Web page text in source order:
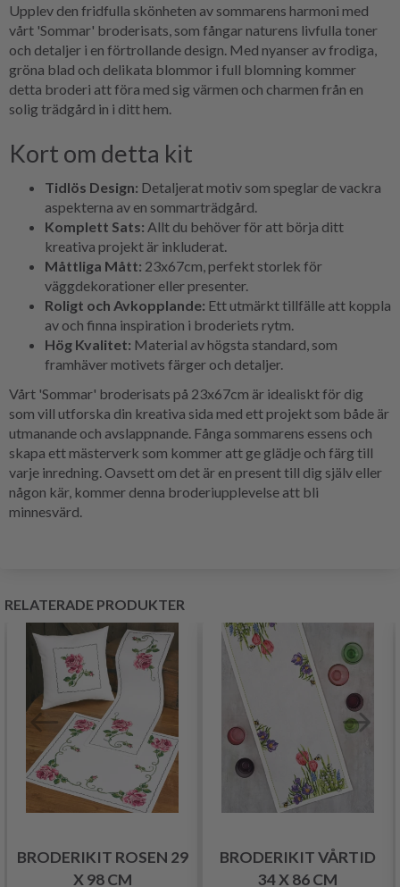
Upplev den fridfulla skönheten av sommarens harmoni med
vårt 'Sommar' broderisats, som fångar naturens livfulla toner
och detaljer i en förtrollande design. Med nyanser av frodiga,
gröna blad och delikata blommor i full blomning kommer
detta broderi att föra med sig värmen och charmen från en
solig trädgård in i ditt hem.
Kort om detta kit
Tidlös Design: Detaljerat motiv som speglar de vackra
aspekterna av en sommarträdgård.
Komplett Sats: Allt du behöver för att börja ditt
kreativa projekt är inkluderat.
Måttliga Mått: 23x67cm, perfekt storlek för
väggdekorationer eller presenter.
Roligt och Avkopplande: Ett utmärkt tillfälle att koppla
av och finna inspiration i broderiets rytm.
Hög Kvalitet: Material av högsta standard, som
framhäver motivets färger och detaljer.
Vårt 'Sommar' broderisats på 23x67cm är idealiskt för dig
som vill utforska din kreativa sida med ett projekt som både är
utmanande och avslappnande. Fånga sommarens essens och
skapa ett mästerverk som kommer att ge glädje och färg till
varje inredning. Oavsett om det är en present till dig själv eller
någon kär, kommer denna broderiupplevelse att bli
minnesvärd.
RELATERADE PRODUKTER
BRODERIKIT ROSEN 29
X 98 CM
BRODERIKIT VÅRTID
34 X 86 CM